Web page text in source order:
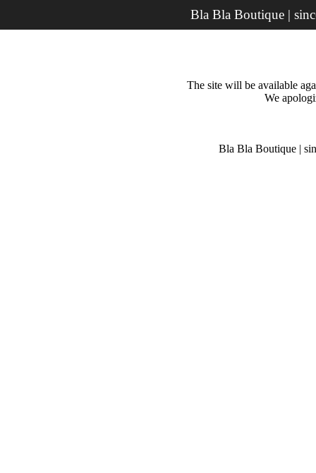
Bla Bla Boutique |
The site will be available
We
Bla Bla Boutique |